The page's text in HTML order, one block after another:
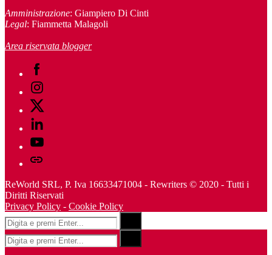
Amministrazione: Giampiero Di Cinti
Legal: Fiammetta Malagoli
Area riservata blogger
Facebook
Instagram
Twitter
Linkedin
Youtube
Telegram
ReWorld SRL, P. Iva 16633471004 - Rewriters © 2020 - Tutti i
Diritti Riservati
Privacy Policy - Cookie Policy
Risultati
per:
Risultati
per: